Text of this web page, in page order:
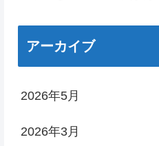
アーカイブ
2026年5月
2026年3月